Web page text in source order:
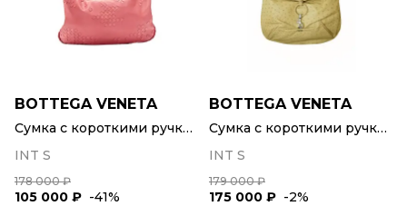
BOTTEGA VENETA
Сумка с короткими ручками
INT S
178 000 ₽
105 000 ₽ -41%
BOTTEGA VENETA
Сумка с короткими ручками
INT S
179 000 ₽
175 000 ₽ -2%